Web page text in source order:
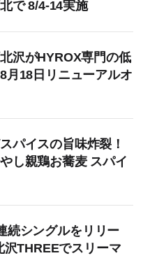
で 8/4-14実施
沢がHYROX専門の低
月18日リニューアルオ
パイスの旨味炸裂！
し親鶏お蕎麦 スパイ
続シングルをリリー
沢THREEでスリーマ